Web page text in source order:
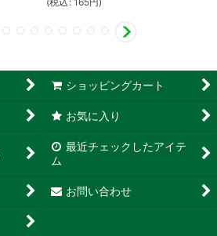
ショッピングカート
お気に入り
最近チェックしたアイテ
ム
お問い合わせ